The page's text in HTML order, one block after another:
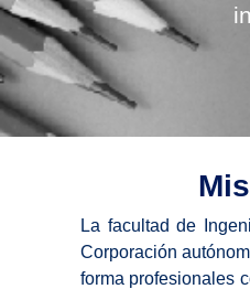
La facultad de
Corporación
forma profesionales